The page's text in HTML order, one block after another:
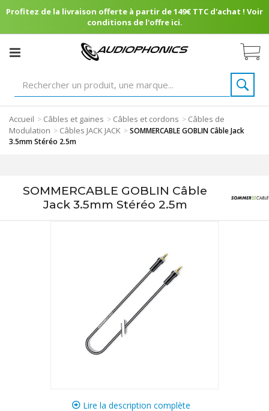
Profitez de la livraison offerte à partir de 149€ TTC d'achat ! Voir
conditions de l'offre ici.
Accueil > Câbles et gaines > Câbles et cordons > Câbles de
Modulation > Câbles JACK JACK >SOMMERCABLE GOBLIN Câble Jack
3.5mm Stéréo 2.5m
SOMMERCABLE GOBLIN Câble
Jack 3.5mm Stéréo 2.5m
Lire la description complète